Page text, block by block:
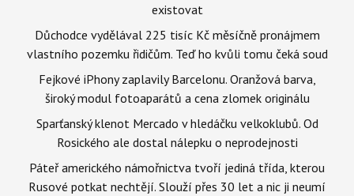
existovat
Důchodce vydělával 225 tisíc Kč měsíčně pronájmem
vlastního pozemku řidičům. Teď ho kvůli tomu čeká soud
Fejkové iPhony zaplavily Barcelonu. Oranžová barva,
široký modul fotoaparátů a cena zlomek originálu
Sparťanský klenot Mercado v hledáčku velkoklubů. Od
Rosického ale dostal nálepku o neprodejnosti
Páteř amerického námořnictva tvoří jediná třída, kterou
Rusové potkat nechtějí. Slouží přes 30 let a nic ji neumí